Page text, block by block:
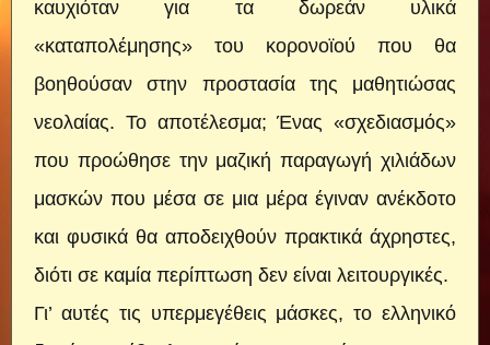
καυχιόταν για τα δωρεάν υλικά
«καταπολέμησης» του κορονοϊού που θα
βοηθούσαν στην προστασία της μαθητιώσας
νεολαίας. Το αποτέλεσμα; Ένας «σχεδιασμός»
που προώθησε την μαζική παραγωγή χιλιάδων
μασκών που μέσα σε μια μέρα έγιναν ανέκδοτο
και φυσικά θα αποδειχθούν πρακτικά άχρηστες,
διότι σε καμία περίπτωση δεν είναι λειτουργικές.
Γι’ αυτές τις υπερμεγέθεις μάσκες, το ελληνικό